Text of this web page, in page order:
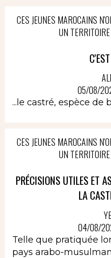
CES JEUNES MAROCAINS
UN
05/08/
...le castré, espèce de
CES JEUNES MAROCAINS
UN
PRÉCISIONS UTILES ET
LA
04/08/
Telle que pratiquée
pays arabo-